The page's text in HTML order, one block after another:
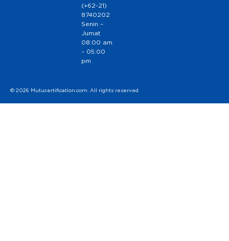
(+62-21)
8740202
Senin –
Jumat
08:00 am
– 05:00
pm
© 2026 Mutucertification.com. All rights reserved